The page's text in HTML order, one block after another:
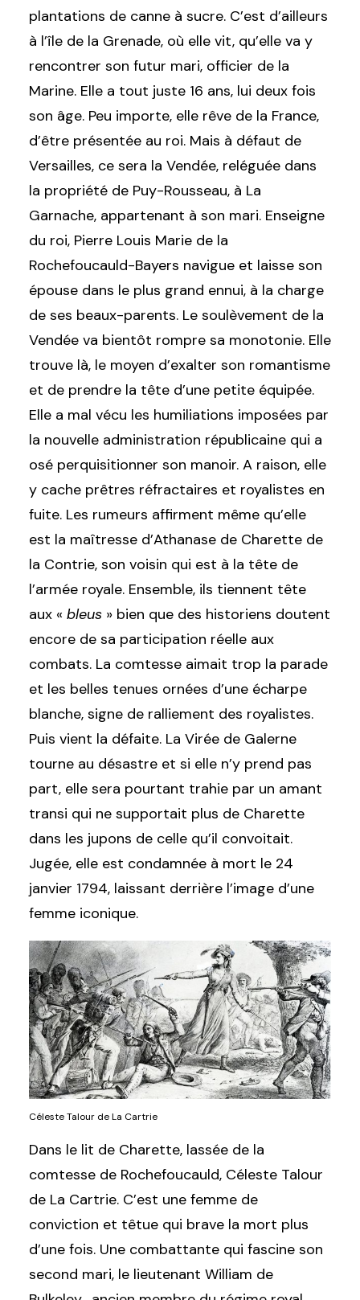
plantations de canne à sucre. C’est d’ailleurs
à l’île de la Grenade, où elle vit, qu’elle va y
rencontrer son futur mari, officier de la
Marine. Elle a tout juste 16 ans, lui deux fois
son âge. Peu importe, elle rêve de la France,
d’être présentée au roi. Mais à défaut de
Versailles, ce sera la Vendée, reléguée dans
la propriété de Puy-Rousseau, à La
Garnache, appartenant à son mari. Enseigne
du roi, Pierre Louis Marie de la
Rochefoucauld-Bayers navigue et laisse son
épouse dans le plus grand ennui, à la charge
de ses beaux-parents. Le soulèvement de la
Vendée va bientôt rompre sa monotonie. Elle
trouve là, le moyen d’exalter son romantisme
et de prendre la tête d’une petite équipée.
Elle a mal vécu les humiliations imposées par
la nouvelle administration républicaine qui a
osé perquisitionner son manoir. A raison, elle
y cache prêtres réfractaires et royalistes en
fuite. Les rumeurs affirment même qu’elle
est la maîtresse d’Athanase de Charette de
la Contrie, son voisin qui est à la tête de
l’armée royale. Ensemble, ils tiennent tête
aux « bleus » bien que des historiens doutent
encore de sa participation réelle aux
combats. La comtesse aimait trop la parade
et les belles tenues ornées d’une écharpe
blanche, signe de ralliement des royalistes.
Puis vient la défaite. La Virée de Galerne
tourne au désastre et si elle n’y prend pas
part, elle sera pourtant trahie par un amant
transi qui ne supportait plus de Charette
dans les jupons de celle qu’il convoitait.
Jugée, elle est condamnée à mort le 24
janvier 1794, laissant derrière l’image d’une
femme iconique.
Céleste Talour de La Cartrie
Dans le lit de Charette, lassée de la
comtesse de Rochefoucauld, Céleste Talour
de La Cartrie. C’est une femme de
conviction et têtue qui brave la mort plus
d’une fois. Une combattante qui fascine son
second mari, le lieutenant William de